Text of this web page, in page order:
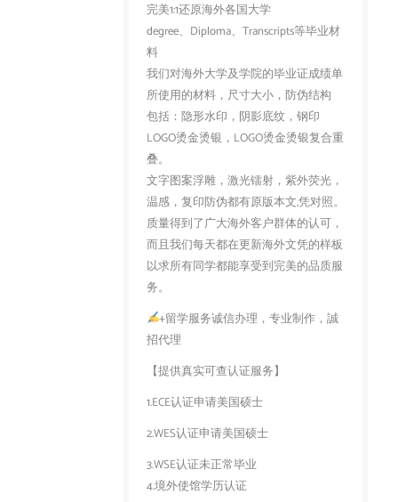
完美1:1还原海外各国大学
degree、Diploma、Transcripts等毕业材
料
我们对海外大学及学院的毕业证成绩单
所使用的材料，尺寸大小，防伪结构
包括：隐形水印，阴影底纹，钢印
LOGO烫金烫银，LOGO烫金烫银复合重
叠。
文字图案浮雕，激光镭射，紫外荧光，
温感，复印防伪都有原版本文,凭对照。
质量得到了广大海外客户群体的认可，
而且我们每天都在更新海外文凭的样板
以求所有同学都能享受到完美的品质服
务。
+留学服务诚信办理，专业制作，誠
招代理
【提供真实可查认证服务】
1.ECE认证申请美国硕士
2.WES认证申请美国硕士
3.WSE认证未正常毕业
4.境外使馆学历认证